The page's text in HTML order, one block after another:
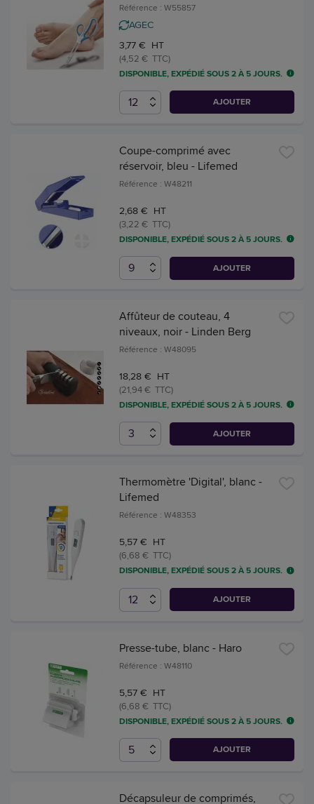
Référence : W55857
AGEC
3,77 € HT
(4,52 € TTC)
DISPONIBLE, EXPÉDIÉ SOUS 2 À 5 JOURS.
AJOUTER
Coupe-comprimé avec
réservoir, bleu - Lifemed
Référence : W48211
2,68 € HT
(3,22 € TTC)
DISPONIBLE, EXPÉDIÉ SOUS 2 À 5 JOURS.
AJOUTER
Affûteur de couteau, 4
niveaux, noir - Linden Berg
Référence : W48095
18,28 € HT
(21,94 € TTC)
DISPONIBLE, EXPÉDIÉ SOUS 2 À 5 JOURS.
AJOUTER
Thermomètre 'Digital', blanc -
Lifemed
Référence : W48353
5,57 € HT
(6,68 € TTC)
DISPONIBLE, EXPÉDIÉ SOUS 2 À 5 JOURS.
AJOUTER
Presse-tube, blanc - Haro
Référence : W48110
5,57 € HT
(6,68 € TTC)
DISPONIBLE, EXPÉDIÉ SOUS 2 À 5 JOURS.
AJOUTER
Décapsuleur de comprimés,